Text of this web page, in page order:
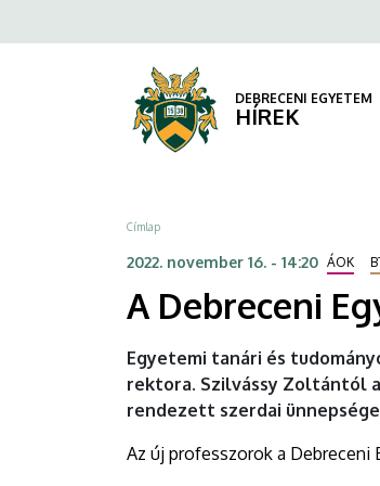
Debreceni
Egyetem
köszöntötték
DEBRECENI
EGYETEM
a
DEBRECENI EGYETEM
HÍREK
Morzsa
Címlap
2022. november 16. - 14:20 ÁOK
A Debreceni
Egyetemi tanári és
rektora. Szilvássy Zoltántól
rendezett szerdai
Az új professzorok a Debreceni